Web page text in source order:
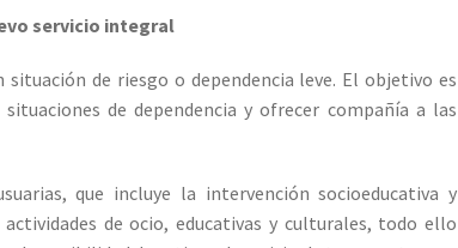
servicio integral
de riesgo o dependencia leve. El objetivo es
de dependencia y ofrecer compañía a las
que incluye la intervención socioeducativa y
de ocio, educativas y culturales, todo ello